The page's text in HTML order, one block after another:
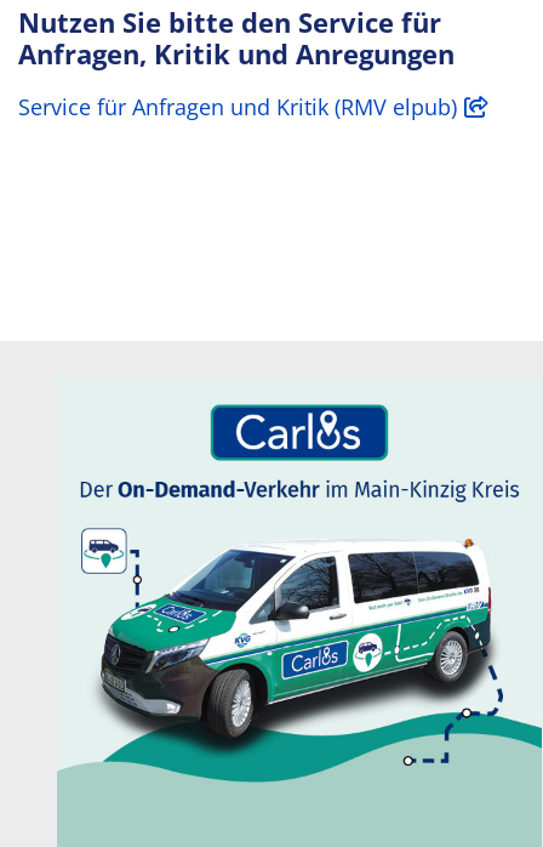
Nutzen Sie bitte den Service für
Anfragen, Kritik und Anregungen
Service für Anfragen und Kritik (RMV elpub)